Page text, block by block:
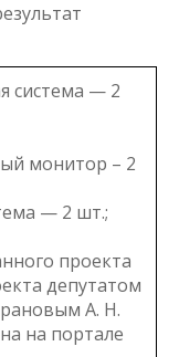
система — 2
монитор – 2
— 2 шт.;
проекта
депутатом
А. Н.
на портале